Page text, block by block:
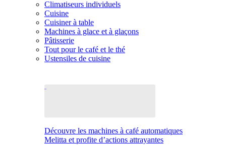
Climatiseurs individuels
Cuisine
Cuisiner à table
Machines à glace et à glaçons
Pâtisserie
Tout pour le café et le thé
Ustensiles de cuisine
Découvre les machines à café automatiques
Melitta et profite d’actions attrayantes